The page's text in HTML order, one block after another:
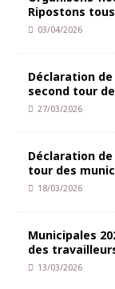
Ripostons
03/04/2026
Déclaration
second tour
27/03/2026
Déclaration
tour des
18/03/2026
Municipales
des
13/03/2026